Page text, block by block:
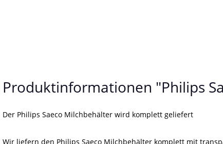
Produktinformationen "Philips
Der Philips Saeco Milchbehälter wird komplett geliefert
Wir liefern den Philips Saeco Milchbehälter komplett mit